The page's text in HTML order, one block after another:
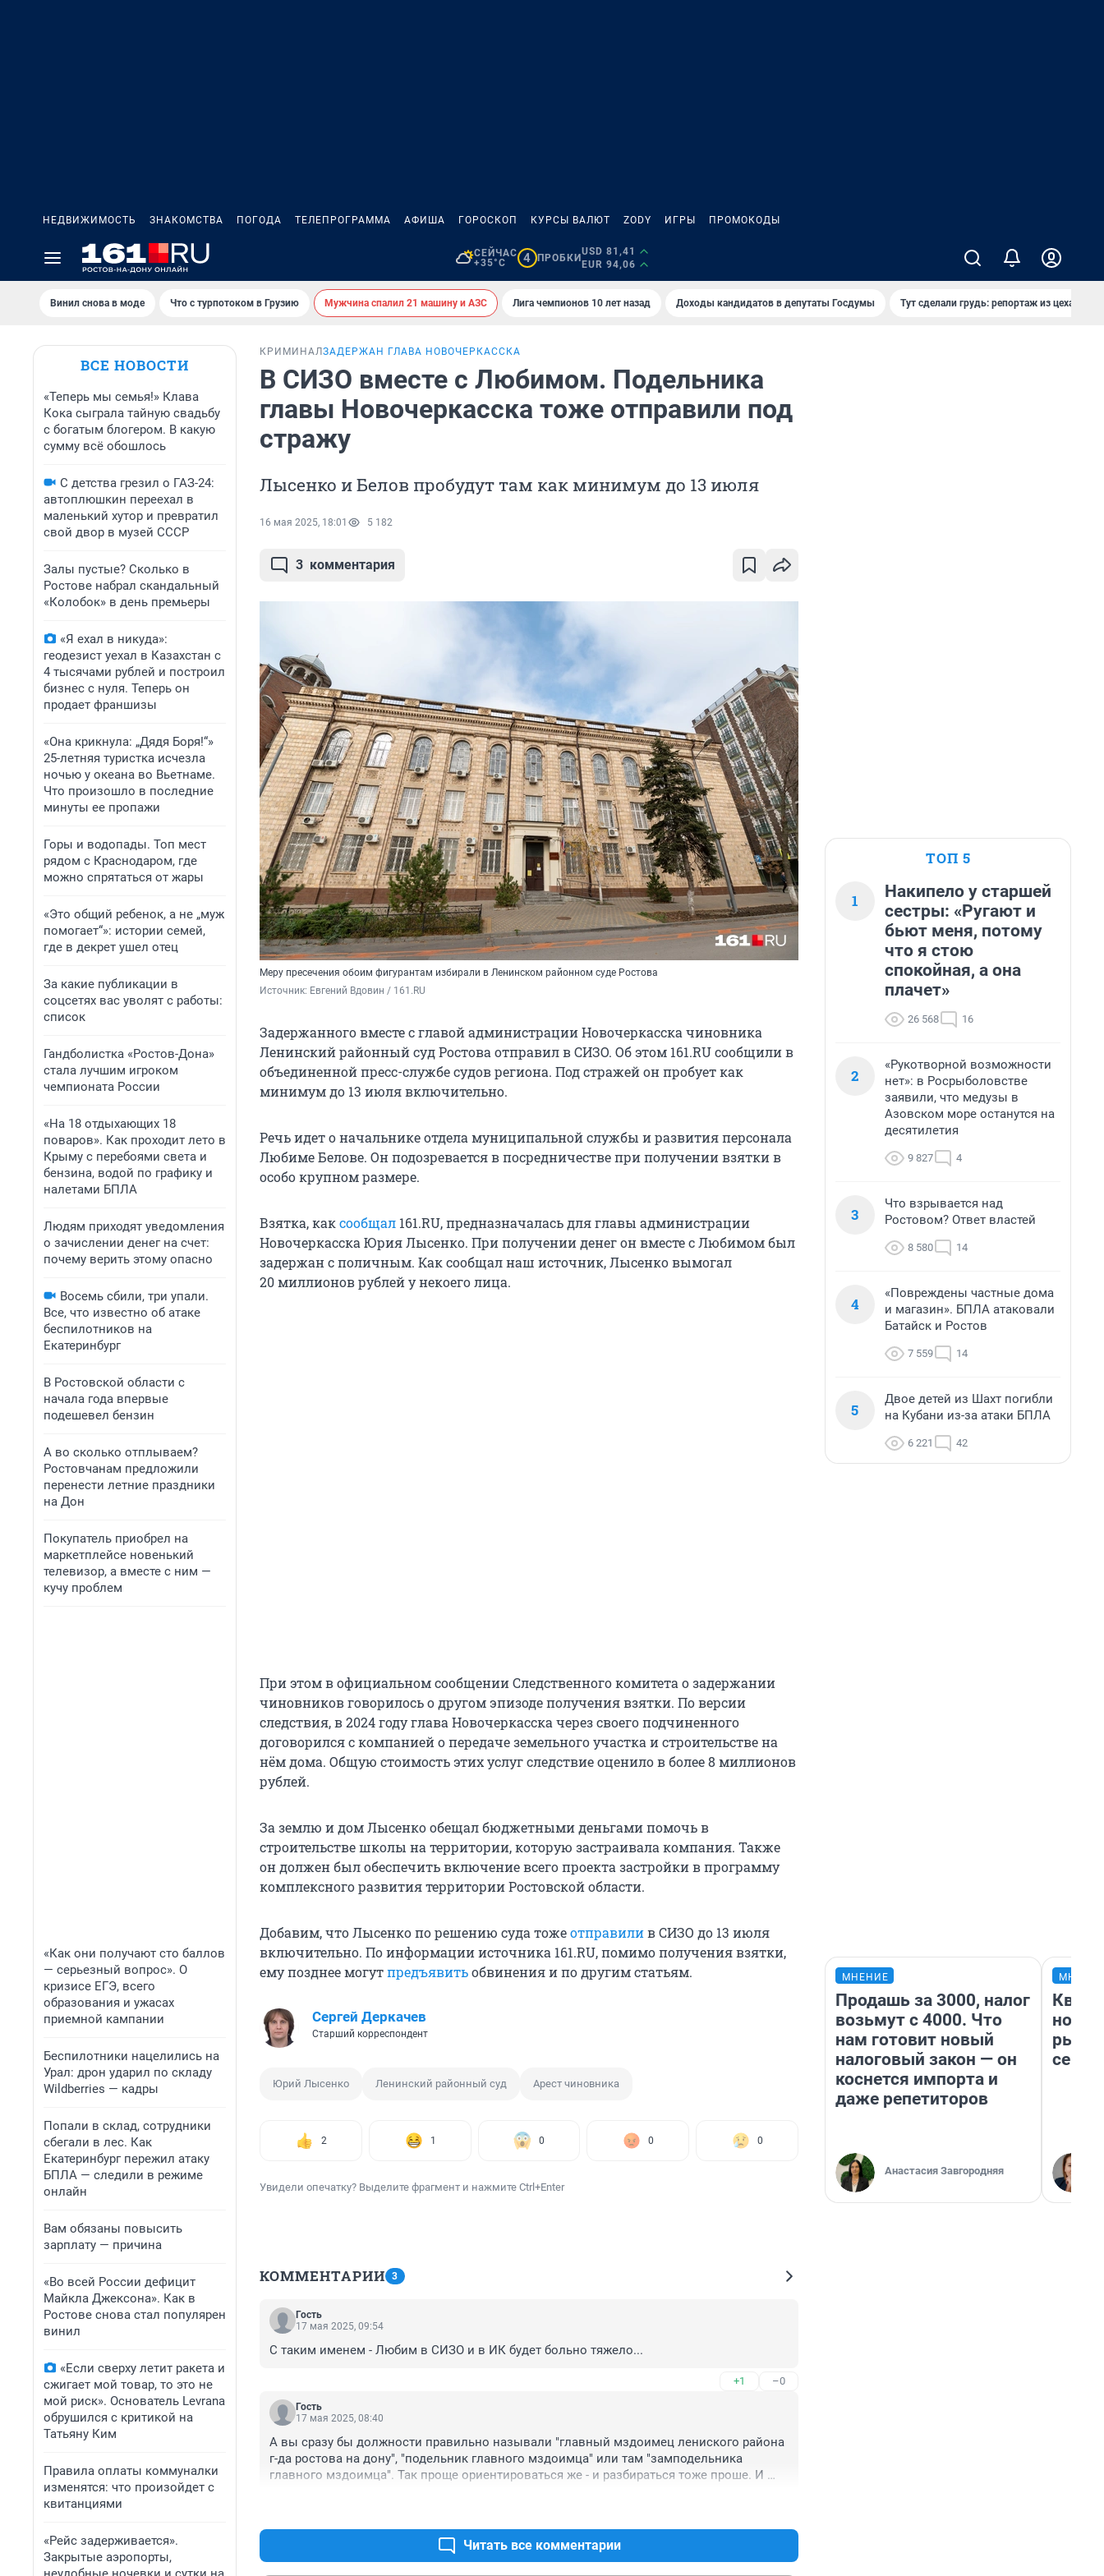
НЕДВИЖИМОСТЬ ЗНАКОМСТВА ПОГОДА ТЕЛЕПРОГРАММА АФИША ГОРОСКОП КУРСЫ ВАЛЮТ ZODY ИГРЫ ПРОМОКОДЫ
СЕЙЧАС
+35°C
4 ПРОБКИ
USD 81,41
EUR 94,06
Винил снова в моде Что с турпотоком в Грузию Мужчина спалил 21 машину и АЗС Лига чемпионов 10 лет назад Доходы кандидатов в депутаты Госдумы Тут сделали грудь: репортаж из цеха
ВСЕ НОВОСТИ
«Теперь мы семья!» Клава
Кока сыграла тайную свадьбу
с богатым блогером. В какую
сумму всё обошлось
С детства грезил о ГАЗ-24:
автоплюшкин переехал в
маленький хутор и превратил
свой двор в музей СССР
Залы пустые? Сколько в
Ростове набрал скандальный
«Колобок» в день премьеры
«Я ехал в никуда»:
геодезист уехал в Казахстан с
4 тысячами рублей и построил
бизнес с нуля. Теперь он
продает франшизы
«Она крикнула: „Дядя Боря!“»
25-летняя туристка исчезла
ночью у океана во Вьетнаме.
Что произошло в последние
минуты ее пропажи
Горы и водопады. Топ мест
рядом с Краснодаром, где
можно спрятаться от жары
«Это общий ребенок, а не „муж
помогает“»: истории семей,
где в декрет ушел отец
За какие публикации в
соцсетях вас уволят с работы:
список
Гандболистка «Ростов-Дона»
стала лучшим игроком
чемпионата России
«На 18 отдыхающих 18
поваров». Как проходит лето в
Крыму с перебоями света и
бензина, водой по графику и
налетами БПЛА
Людям приходят уведомления
о зачислении денег на счет:
почему верить этому опасно
Восемь сбили, три упали.
Все, что известно об атаке
беспилотников на
Екатеринбург
В Ростовской области с
начала года впервые
подешевел бензин
А во сколько отплываем?
Ростовчанам предложили
перенести летние праздники
на Дон
Покупатель приобрел на
маркетплейсе новенький
телевизор, а вместе с ним —
кучу проблем
«Как они получают сто баллов
— серьезный вопрос». О
кризисе ЕГЭ, всего
образования и ужасах
приемной кампании
Беспилотники нацелились на
Урал: дрон ударил по складу
Wildberries — кадры
Попали в склад, сотрудники
сбегали в лес. Как
Екатеринбург пережил атаку
БПЛА — следили в режиме
онлайн
Вам обязаны повысить
зарплату — причина
«Во всей России дефицит
Майкла Джексона». Как в
Ростове снова стал популярен
винил
«Если сверху летит ракета и
сжигает мой товар, то это не
мой риск». Основатель Levrana
обрушился с критикой на
Татьяну Ким
Правила оплаты коммуналки
изменятся: что произойдет с
квитанциями
«Рейс задерживается».
Закрытые аэропорты,
КРИМИНАЛЗАДЕРЖАН ГЛАВА НОВОЧЕРКАССКА
В СИЗО вместе с Любимом. Подельника
главы Новочеркасска тоже отправили под
стражу
Лысенко и Белов пробудут там как минимум до 13 июля
16 мая 2025, 18:01 5 182
3 комментария
Меру пресечения обоим фигурантам избирали в Ленинском районном суде Ростова
Источник: Евгений Вдовин / 161.RU
Задержанного вместе с главой администрации Новочеркасска чиновника
Ленинский районный суд Ростова отправил в СИЗО. Об этом 161.RU сообщили в
объединенной пресс-службе судов региона. Под стражей он пробует как
минимум до 13 июля включительно.
Речь идет о начальнике отдела муниципальной службы и развития персонала
Любиме Белове. Он подозревается в посредничестве при получении взятки в
особо крупном размере.
Взятка, каксообщал 161.RU, предназначалась для главы администрации
Новочеркасска Юрия Лысенко. При получении денег он вместе с Любимом был
задержан с поличным. Как сообщал наш источник, Лысенко вымогал
20 миллионоврублей у некоего лица.
При этом в официальном сообщении Следственного комитета о задержании
чиновников говорилось о другом эпизоде получения взятки. По версии
следствия, в 2024 году глава Новочеркасска через своего подчиненного
договорился с компанией о передаче земельного участка и строительстве на
нём дома. Общую стоимость этих услуг следствие оценило в более8 миллионов
рублей.
За землю и дом Лысенко обещал бюджетными деньгами помочь в
строительстве школы на территории, которую застраивала компания. Также
он должен был обеспечить включение всего проекта застройки в программу
комплексного развития территории Ростовской области.
Добавим, что Лысенко по решению суда тожеотправилив СИЗО до 13 июля
включительно. По информации источника 161.RU, помимо получения взятки,
ему позднее могутпредъявитьобвинения и по другим статьям.
Сергей Деркачев
Старший корреспондент
Юрий Лысенко Ленинский районный суд Арест чиновника
2 1 0 0 0
Увидели опечатку? Выделите фрагмент и нажмите Ctrl+Enter
КОММЕНТАРИИ 3
Гость
17 мая 2025, 09:54
С таким именем - Любим в СИЗО и в ИК будет больно тяжело...
+1 –0
Гость
17 мая 2025, 08:40
А вы сразу бы должности правильно называли "главный мздоимец лениского района
г-да ростова на дону", "подельник главного мздоимца" или там "замподельника
главного мздоимца". Так проще ориентироваться же - и разбираться тоже проше. И
Читать все комментарии
ТОП 5
1
Накипело у старшей
сестры: «Ругают и
бьют меня, потому
что я стою
спокойная, а она
плачет»
26 568 16
2
«Рукотворной возможности
нет»: в Росрыболовстве
заявили, что медузы в
Азовском море останутся на
десятилетия
9 827 4
3
Что взрывается над
Ростовом? Ответ властей
8 580 14
4
«Повреждены частные дома
и магазин». БПЛА атаковали
Батайск и Ростов
7 559 14
5
Двое детей из Шахт погибли
на Кубани из-за атаки БПЛА
6 221 42
МНЕНИЕ
Продашь за 3000, налог
возьмут с 4000. Что
нам готовит новый
налоговый закон — он
коснется импорта и
даже репетиторов
Анастасия Завгородняя
но